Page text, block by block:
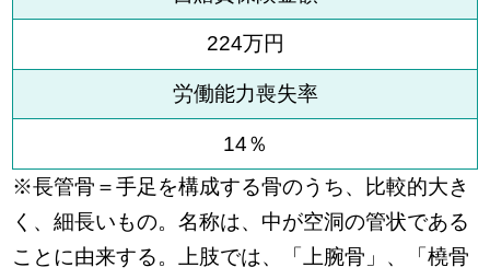
224万円
労働能力喪失率
14％
※長管骨＝手足を構成する骨のうち、比較的大き
く、細長いもの。名称は、中が空洞の管状である
ことに由来する。上肢では、「上腕骨」、「橈骨